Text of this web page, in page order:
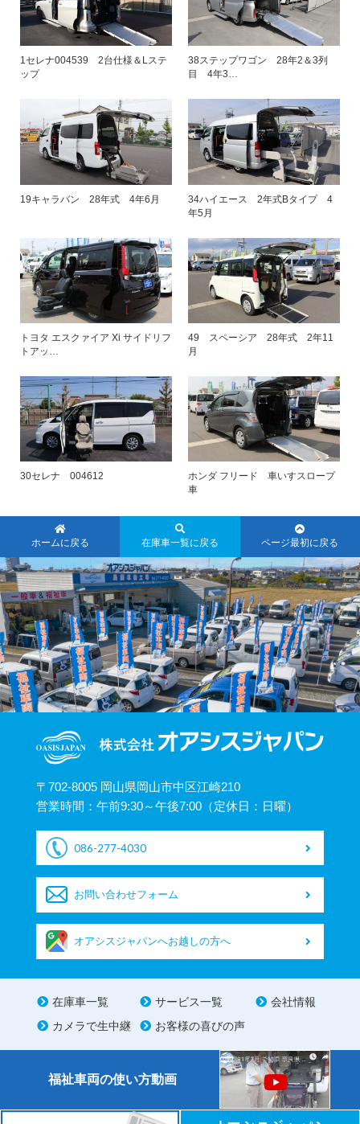
1セレナ004539 2台仕様＆Lステ
ップ
38ステップワゴン 28年2＆3列
目 4年3…
19キャラバン 28年式 4年6月
34ハイエース 2年式Bタイプ 4
年5月
トヨタ エスクァイア Xi サイドリフ
トアッ…
49 スペーシア 28年式 2年11
月
30セレナ 004612
ホンダ フリード 車いすスロープ
車
ホームに戻る 在庫車一覧に戻る ページ最初に戻る
〒702-8005 岡山県岡山市中区江崎210
営業時間：午前9:30～午後7:00（定休日：日曜）
086-277-4030
お問い合わせフォーム
オアシスジャパンへお越しの方へ
在庫車一覧 サービス一覧
会社情報
カメラで生中継
お客様の喜びの声
福祉車両の使い方動画